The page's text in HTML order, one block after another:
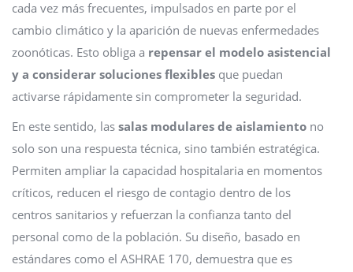
cada vez más frecuentes, impulsados en parte por el
cambio climático y la aparición de nuevas enfermedades
zoonóticas. Esto obliga a repensar el modelo asistencial
y a considerar soluciones flexibles que puedan
activarse rápidamente sin comprometer la seguridad.
En este sentido, las salas modulares de aislamiento no
solo son una respuesta técnica, sino también estratégica.
Permiten ampliar la capacidad hospitalaria en momentos
críticos, reducen el riesgo de contagio dentro de los
centros sanitarios y refuerzan la confianza tanto del
personal como de la población. Su diseño, basado en
estándares como el ASHRAE 170, demuestra que es